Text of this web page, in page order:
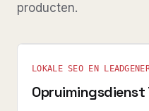
producten.
LOKALE SEO EN
Opruimingsdienst